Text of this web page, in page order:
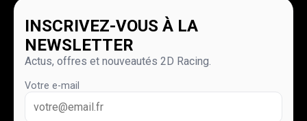
INSCRIVEZ-VOUS À LA
NEWSLETTER
Actus, offres et nouveautés 2D Racing.
Votre e-mail